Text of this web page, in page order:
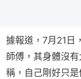
據報道，7月21日
師傅，其身體沒
稱，自己剛好只